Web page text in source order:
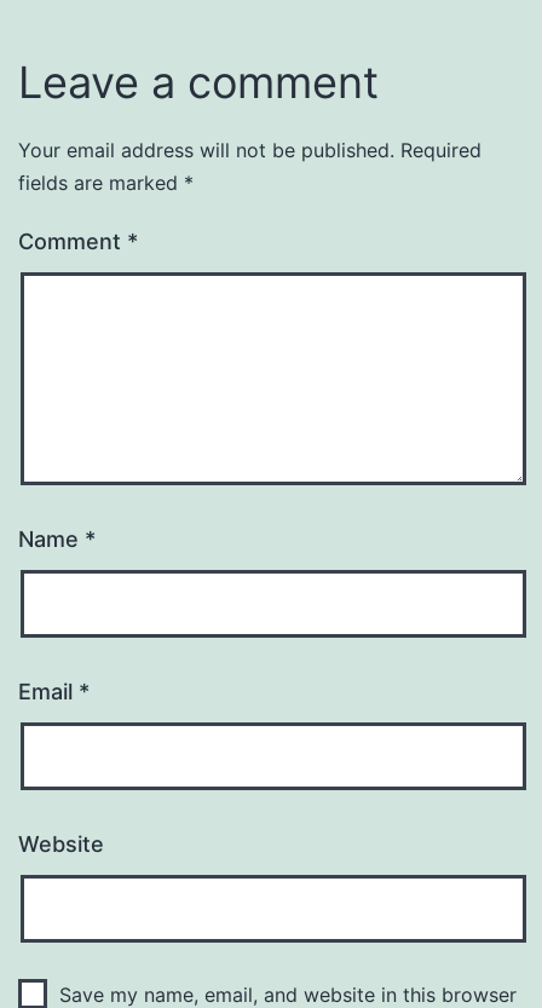
Leave a comment
Your email address will not be published. Required
fields are marked *
Comment *
Name *
Email *
Website
Save my name, email, and website in this browser